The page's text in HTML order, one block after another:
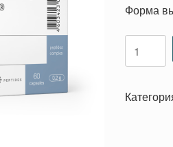
Форма
товара
N60